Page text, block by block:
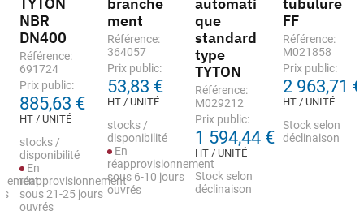
TYTON
NBR
DN400
Référence:
691724
Prix public:
885,63 €
HT / UNITÉ
stocks /
disponibilité
En
réapprovisionnement
sous 21-25 jours
ouvrés
branche
ment
Référence:
364057
Prix public:
53,83 €
HT / UNITÉ
stocks /
disponibilité
En
réapprovisionnement
sous 6-10 jours
ouvrés
automati
que
standard
type
TYTON
Référence:
M029212
Prix public:
1 594,44 €
HT / UNITÉ
Stock selon
déclinaison
tubulure
FF
Référence:
M021858
Prix public:
2 963,71 €
HT / UNITÉ
Stock selon
déclinaison